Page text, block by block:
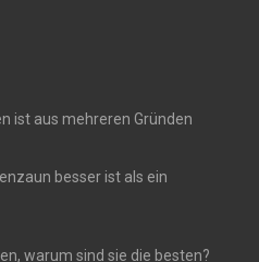
ist aus mehreren Gründen
besser ist als ein
warum sind sie die besten?